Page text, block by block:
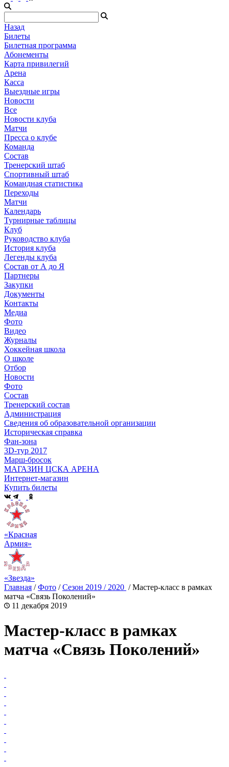
Назад
Билеты
Билетная программа
Абонементы
Карта привилегий
Арена
Касса
Выездные игры
Новости
Все
Новости клуба
Матчи
Пресса о клубе
Команда
Состав
Тренерский штаб
Спортивный штаб
Командная статистика
Переходы
Матчи
Календарь
Турнирные таблицы
Клуб
Руководство клуба
История клуба
Легенды клуба
Состав от А до Я
Партнеры
Закупки
Документы
Контакты
Медиа
Фото
Видео
Журналы
Хоккейная школа
О школе
Отбор
Новости
Фото
Состав
Тренерский состав
Администрация
Сведения об образовательной организации
Историческая справка
Фан-зона
3D-тур 2017
Марш-бросок
МАГАЗИН ЦСКА АРЕНА
Интернет-магазин
Купить билеты
«Красная
Армия»
«Звезда»
Главная /Фото /Сезон 2019 / 2020 /Мастер-класс в рамках
матча «Связь Поколений»
11 декабря 2019
Мастер-класс в рамках
матча «Связь Поколений»